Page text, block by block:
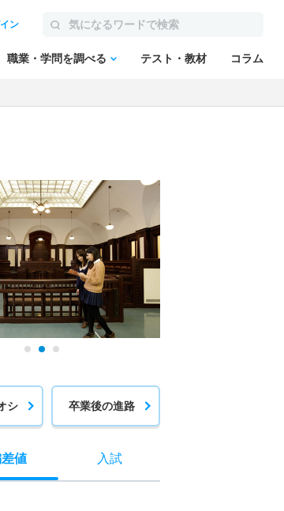
ン
職業・学問を調べる テスト・教材 コラム
シ 卒業後の進路
値 入試